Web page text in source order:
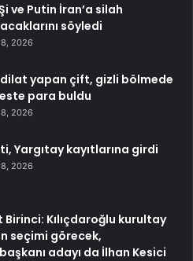
ve Putin İran’a silah
söyledi
2026
yapan çift, gizli bölmede
para buldu
2026
Yargıtay kayıtlarına girdi
2026
Birinci: Kılıçdaroğlu kurultay
seçimi görecek,
adayı da İlhan Kesici